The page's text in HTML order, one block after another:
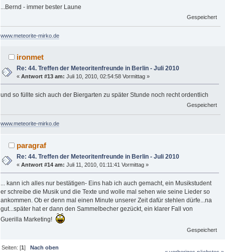
...Bernd - immer bester Laune
Gespeichert
www.meteorite-mirko.de
ironmet
Re: 44. Treffen der Meteoritenfreunde in Berlin - Juli 2010
«Antwort #13 am: Juli 10, 2010, 02:54:58 Vormittag »
und so füllte sich auch der Biergarten zu später Stunde noch recht ordentlich
Gespeichert
www.meteorite-mirko.de
paragraf
Re: 44. Treffen der Meteoritenfreunde in Berlin - Juli 2010
«Antwort #14 am: Juli 11, 2010, 01:11:41 Vormittag »
... kann ich alles nur bestätigen- Eins hab ich auch gemacht, ein Musikstudent
er schreibe die Musik und die Texte und wolle mal sehen wie seine Lieder so
ankommen. Ob er denn mal einen Minute unserer Zeit dafür stehlen dürfe...na
gut...später hat er dann den Sammelbecher gezückt, ein klarer Fall von
Guerilla Marketing!
Gespeichert
Seiten: [1] Nach oben